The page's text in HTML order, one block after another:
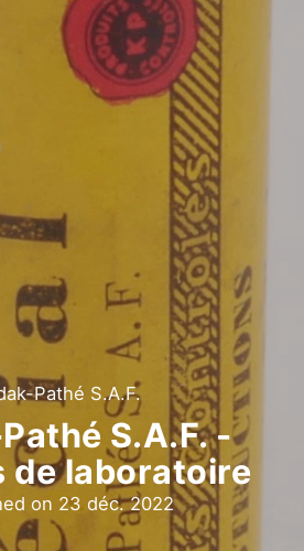
Pathé S.A.F.
S.A.F. -
de laboratoire
on 23 déc. 2022